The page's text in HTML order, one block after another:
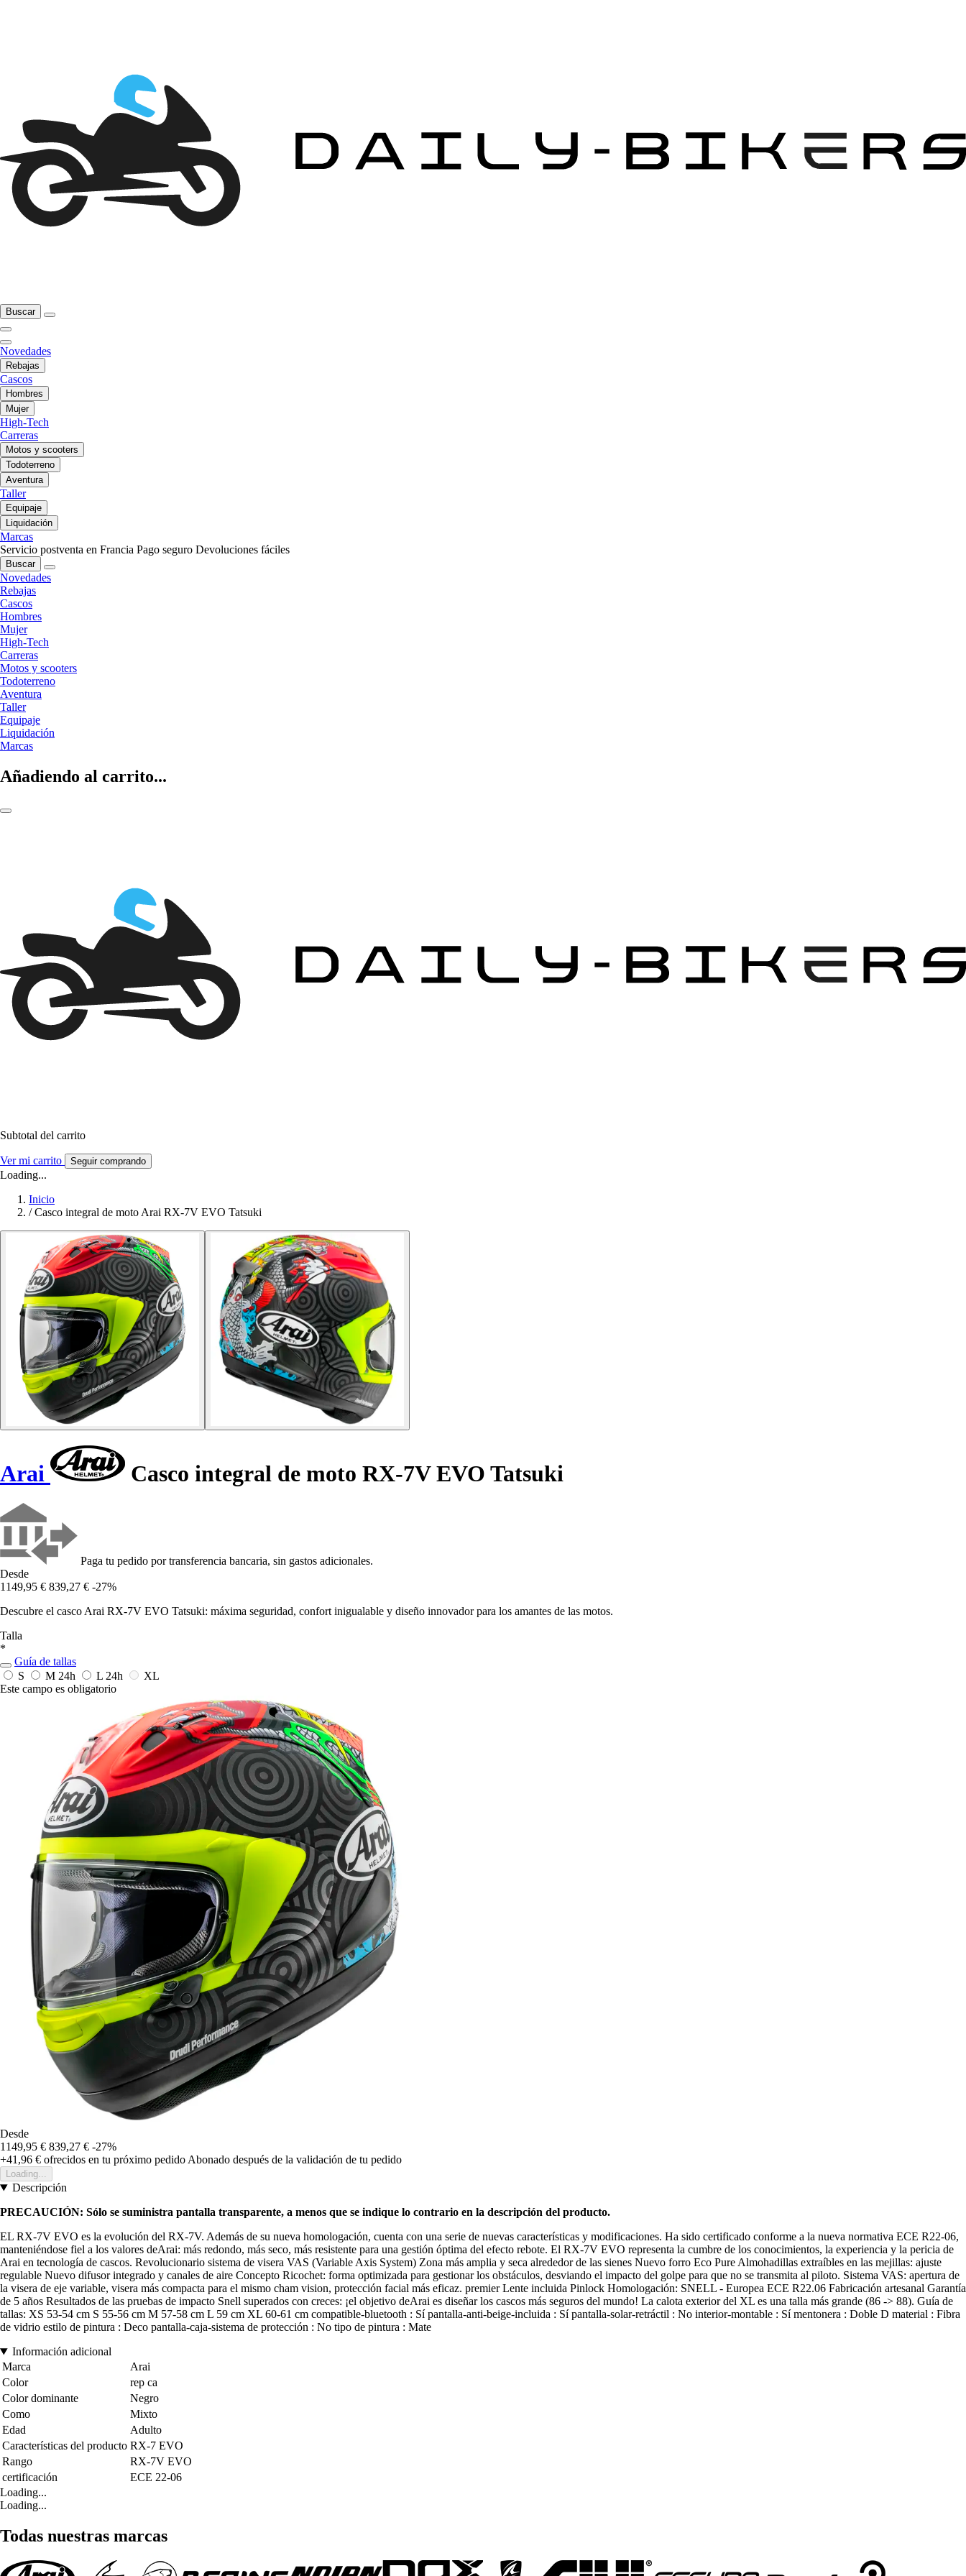
Buscar
Novedades
Rebajas
Cascos
Hombres
Mujer
High-Tech
Carreras
Motos y scooters
Todoterreno
Aventura
Taller
Equipaje
Liquidación
Marcas
Servicio postventa en Francia Pago seguro Devoluciones fáciles
Buscar
Novedades
Rebajas
Cascos
Hombres
Mujer
High-Tech
Carreras
Motos y scooters
Todoterreno
Aventura
Taller
Equipaje
Liquidación
Marcas
Añadiendo al carrito...
Subtotal del carrito
Ver mi carrito Seguir comprando
Loading...
Inicio
/ Casco integral de moto Arai RX-7V EVO Tatsuki
Arai Casco integral de moto RX-7V EVO Tatsuki
Paga tu pedido por transferencia bancaria, sin gastos adicionales.
Desde
1149,95 € 839,27 € -27%
Descubre el casco Arai RX-7V EVO Tatsuki: máxima seguridad, confort inigualable y diseño innovador para los amantes de las motos.
Talla
*
Guía de tallas
S
M 24h L 24h
XL
Este campo es obligatorio
Desde
1149,95 € 839,27 € -27%
+41,96 € ofrecidos en tu próximo pedido Abonado después de la validación de tu pedido
Loading...
Descripción
PRECAUCIÓN: Sólo se suministra pantalla transparente, a menos que se indique lo contrario en la descripción del producto.
EL RX-7V EVO es la evolución del RX-7V. Además de su nueva homologación, cuenta con una serie de nuevas características y modificaciones. Ha sido certificado conforme a la nueva normativa ECE R22-06,
manteniéndose fiel a los valores deArai: más redondo, más seco, más resistente para una gestión óptima del efecto rebote. El RX-7V EVO representa la cumbre de los conocimientos, la experiencia y la pericia de
Arai en tecnología de cascos. Revolucionario sistema de visera VAS (Variable Axis System) Zona más amplia y seca alrededor de las sienes Nuevo forro Eco Pure Almohadillas extraíbles en las mejillas: ajuste
regulable Nuevo difusor integrado y canales de aire Concepto Ricochet: forma optimizada para gestionar los obstáculos, desviando el impacto del golpe para que no se transmita al piloto. Sistema VAS: apertura de
la visera de eje variable, visera más compacta para el mismo cham vision, protección facial más eficaz. premier Lente incluida Pinlock Homologación: SNELL - Europea ECE R22.06 Fabricación artesanal Garantía
de 5 años Resultados de las pruebas de impacto Snell superados con creces: ¡el objetivo deArai es diseñar los cascos más seguros del mundo! La calota exterior del XL es una talla más grande (86 -> 88). Guía de
tallas: XS 53-54 cm S 55-56 cm M 57-58 cm L 59 cm XL 60-61 cm compatible-bluetooth : Sí pantalla-anti-beige-incluida : Sí pantalla-solar-retráctil : No interior-montable : Sí mentonera : Doble D material : Fibra
de vidrio estilo de pintura : Deco pantalla-caja-sistema de protección : No tipo de pintura : Mate
Información adicional
Marca
Arai
Color
rep ca
Color dominante
Negro
Como
Mixto
Edad
Adulto
Características del producto RX-7 EVO
Rango
RX-7V EVO
certificación
ECE 22-06
Loading...
Loading...
Todas nuestras marcas